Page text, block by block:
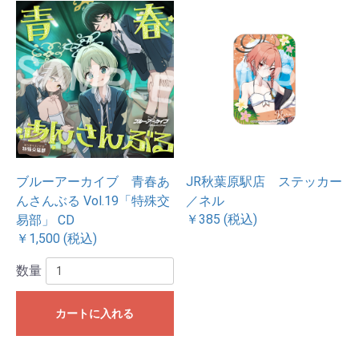
ブルーアーカイブ 青春あ
んさんぶる Vol.19「特殊交
易部」 CD
￥1,500 (税込)
数量
カートに入れる
JR秋葉原駅店 ステッカー
／ネル
￥385 (税込)